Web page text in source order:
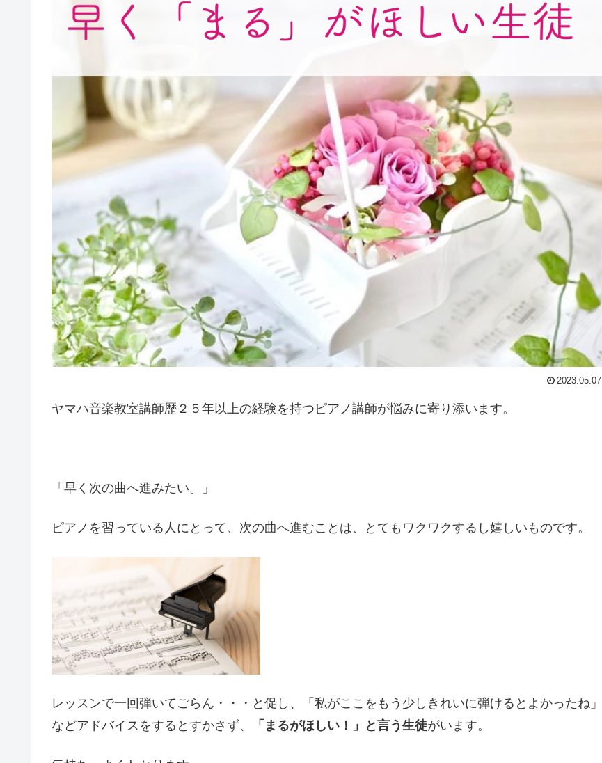
2023.05.07
ヤマハ音楽教室講師歴２５年以上の経験を持つピアノ講師が悩みに寄り添います。
「早く次の曲へ進みたい。」
ピアノを習っている人にとって、次の曲へ進むことは、とてもワクワクするし嬉しいものです。
レッスンで一回弾いてごらん・・・と促し、「私がここをもう少しきれいに弾けるとよかったね」
などアドバイスをするとすかさず、
「まるがほしい！」と言う生徒がいます。